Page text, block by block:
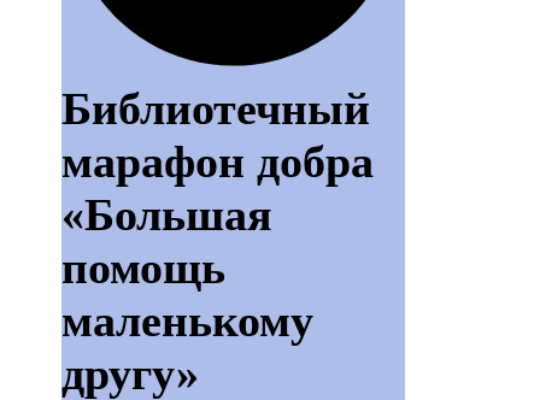
Библиотечный
марафон добра
«Большая
помощь
маленькому
другу»